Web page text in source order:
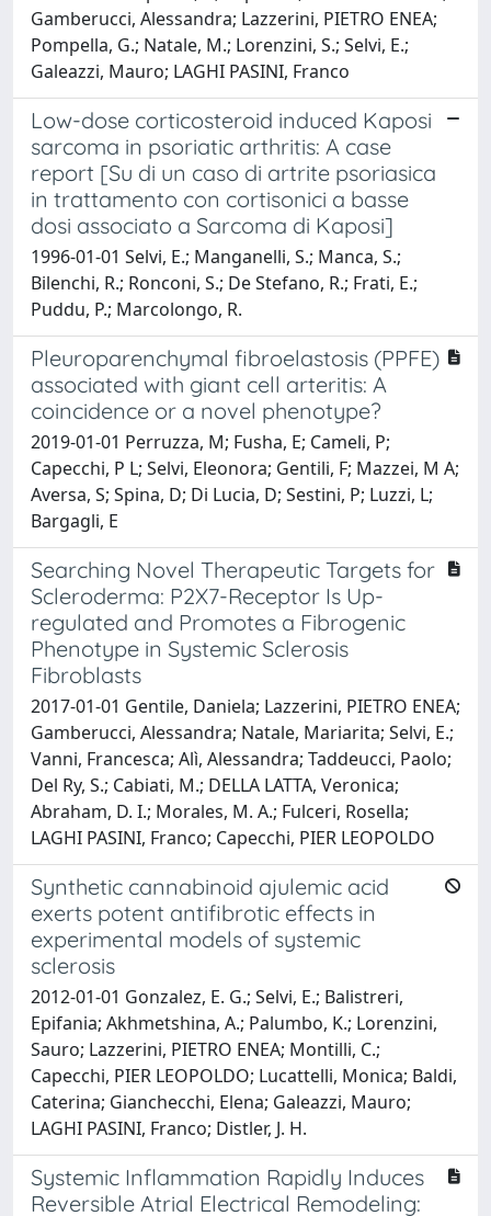
Gamberucci, Alessandra; Lazzerini, PIETRO ENEA;
Pompella, G.; Natale, M.; Lorenzini, S.; Selvi, E.;
Galeazzi, Mauro; LAGHI PASINI, Franco
Low-dose corticosteroid induced Kaposi
sarcoma in psoriatic arthritis: A case
report [Su di un caso di artrite psoriasica
in trattamento con cortisonici a basse
dosi associato a Sarcoma di Kaposi]
1996-01-01 Selvi, E.; Manganelli, S.; Manca, S.;
Bilenchi, R.; Ronconi, S.; De Stefano, R.; Frati, E.;
Puddu, P.; Marcolongo, R.
Pleuroparenchymal fibroelastosis (PPFE)
associated with giant cell arteritis: A
coincidence or a novel phenotype?
2019-01-01 Perruzza, M; Fusha, E; Cameli, P;
Capecchi, P L; Selvi, Eleonora; Gentili, F; Mazzei, M A;
Aversa, S; Spina, D; Di Lucia, D; Sestini, P; Luzzi, L;
Bargagli, E
Searching Novel Therapeutic Targets for
Scleroderma: P2X7-Receptor Is Up-
regulated and Promotes a Fibrogenic
Phenotype in Systemic Sclerosis
Fibroblasts
2017-01-01 Gentile, Daniela; Lazzerini, PIETRO ENEA;
Gamberucci, Alessandra; Natale, Mariarita; Selvi, E.;
Vanni, Francesca; Alì, Alessandra; Taddeucci, Paolo;
Del Ry, S.; Cabiati, M.; DELLA LATTA, Veronica;
Abraham, D. I.; Morales, M. A.; Fulceri, Rosella;
LAGHI PASINI, Franco; Capecchi, PIER LEOPOLDO
Synthetic cannabinoid ajulemic acid
exerts potent antifibrotic effects in
experimental models of systemic
sclerosis
2012-01-01 Gonzalez, E. G.; Selvi, E.; Balistreri,
Epifania; Akhmetshina, A.; Palumbo, K.; Lorenzini,
Sauro; Lazzerini, PIETRO ENEA; Montilli, C.;
Capecchi, PIER LEOPOLDO; Lucattelli, Monica; Baldi,
Caterina; Gianchecchi, Elena; Galeazzi, Mauro;
LAGHI PASINI, Franco; Distler, J. H.
Systemic Inflammation Rapidly Induces
Reversible Atrial Electrical Remodeling: